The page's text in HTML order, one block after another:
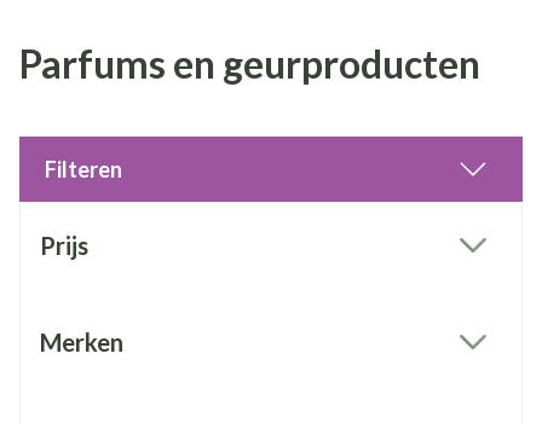
Parfums en geurproducten
Filteren
Prijs
Merken